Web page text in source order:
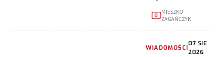
0
MIESZKO
ZAGAŃCZYK
WIADOMOŚCI
07 SIE
2026